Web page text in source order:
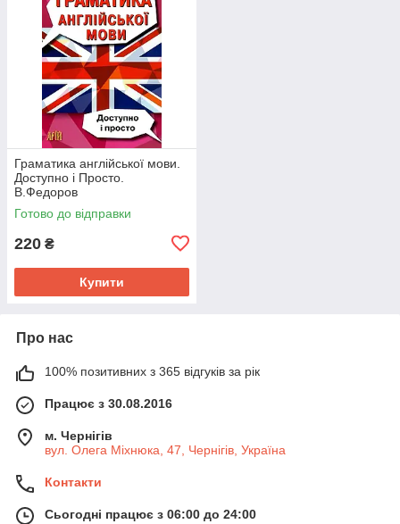
Граматика англійської мови.
Доступно і Просто.
В.Федоров
Готово до відправки
220 ₴
Купити
Про нас
100% позитивних з 365 відгуків за рік
Працює з 30.08.2016
м. Чернігів
вул. Олега Міхнюка, 47, Чернігів, Україна
Контакти
Сьогодні працює з 06:00 до 24:00